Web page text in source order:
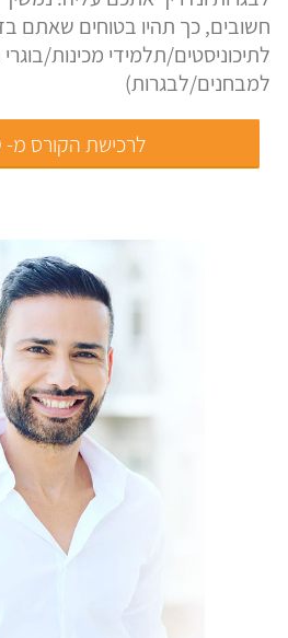
חשובים, כך תהיו בטוחים שאתם
לתיכוניסטים/תלמידי מכינות/בוגרי
למבחנים/לבגרות)
לרכישת הקורס מ- 249 ₪